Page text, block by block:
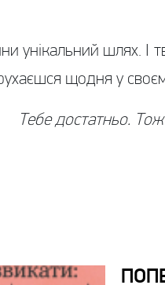
унікальний шлях. І
щодня у
Тебе достатньо.